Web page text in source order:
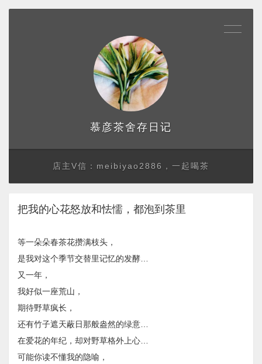
慕彦茶舍存日记
店主V信：meibiyao2886，一起喝茶
把我的心花怒放和怯懦，都泡到茶里
等一朵朵春茶花攒满枝头，
是我对这个季节交替里记忆的发酵…
又一年，
我好似一座荒山，
期待野草疯长，
还有竹子遮天蔽日那般盎然的绿意…
在爱花的年纪，却对野草格外上心…
可能你读不懂我的隐喻，